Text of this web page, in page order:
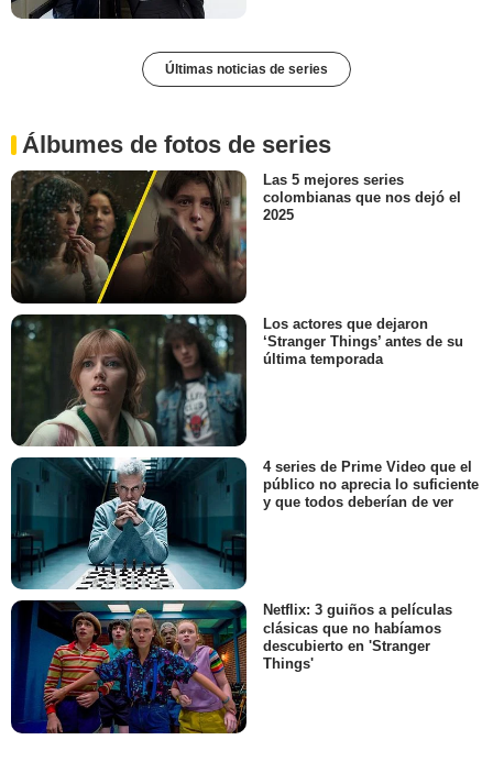
Últimas noticias de series
Álbumes de fotos de series
Las 5 mejores series
colombianas que nos dejó el
2025
Los actores que dejaron
‘Stranger Things’ antes de su
última temporada
4 series de Prime Video que el
público no aprecia lo suficiente
y que todos deberían de ver
Netflix: 3 guiños a películas
clásicas que no habíamos
descubierto en 'Stranger
Things'